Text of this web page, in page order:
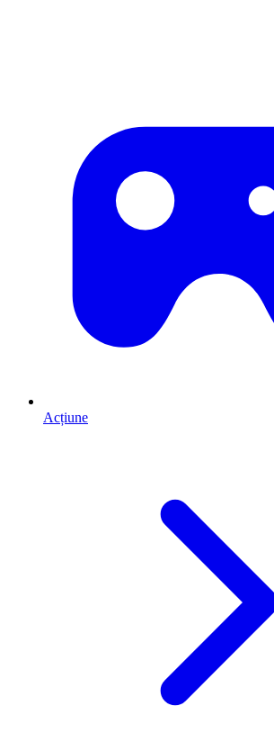
Acțiune